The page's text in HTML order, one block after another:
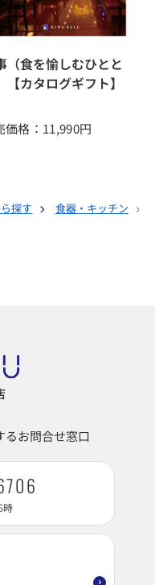
（食を愉しむひとと
【カタログギフト】
価格：11,990円
探す 食器・キッチン
るお問合せ窓口
時